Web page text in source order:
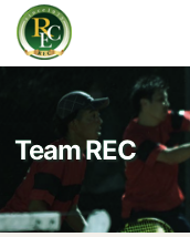
Team REC